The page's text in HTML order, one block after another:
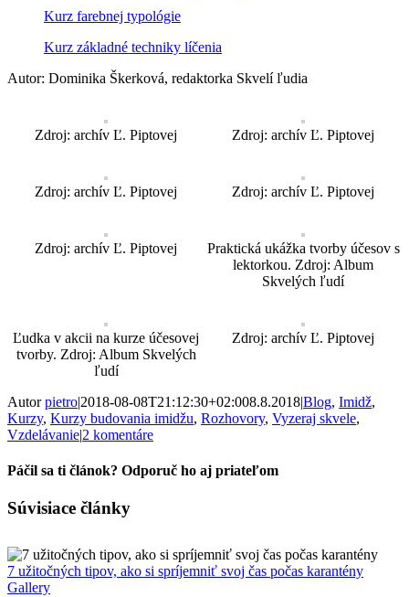
Kurz farebnej typológie
Kurz základné techniky líčenia
Autor: Dominika Škerková, redaktorka Skvelí ľudia
Zdroj: archív Ľ. Piptovej Zdroj: archív Ľ. Piptovej
Zdroj: archív Ľ. Piptovej Zdroj: archív Ľ. Piptovej
Zdroj: archív Ľ. Piptovej
Praktická ukážka tvorby účesov s
lektorkou. Zdroj: Album
Skvelých ľudí
Ľudka v akcii na kurze účesovej
tvorby. Zdroj: Album Skvelých
ľudí
Zdroj: archív Ľ. Piptovej
Autorpietro|2018-08-08T21:12:30+02:008.8.2018|Blog, Imidž,
Kurzy, Kurzy budovania imidžu, Rozhovory, Vyzeraj skvele,
Vzdelávanie|2 komentáre
Páčil sa ti článok? Odporuč ho aj priateľom
Facebook
X
LinkedIn
Email
Súvisiace články
7 užitočných tipov, ako si spríjemniť svoj čas počas karantény
Gallery